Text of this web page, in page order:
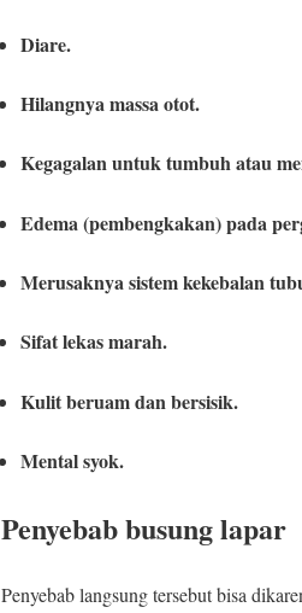
Diare.
Hilangnya massa otot.
Kegagalan untuk tumbuh atau
Edema (pembengkakan) pada
Merusaknya sistem kekebalan
Sifat lekas marah.
Kulit beruam dan bersisik.
Mental syok.
Penyebab busung lapar
Penyebab langsung tersebut bisa